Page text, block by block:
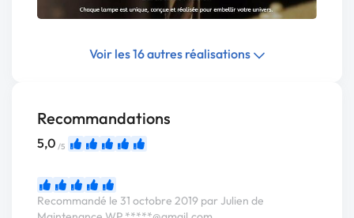
Voir les 16 autres réalisations
Recommandations
5,0 /5
Recommandé le 31 octobre 2019 par Julien de